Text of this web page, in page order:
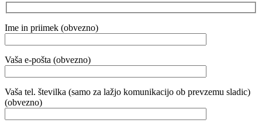
Ime in priimek (obvezno)
Vaša e-pošta (obvezno)
Vaša tel. številka (samo za lažjo komunikacijo ob prevzemu sladic)
(obvezno)